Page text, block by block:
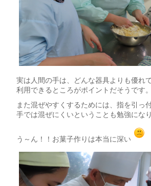
実は人間の手は、どんな器具よりも優れ
利用できるところがポイントだそうです。
また混ぜやすくするためには、指を引っ
手では混ぜにくいということも勉強にな
う～ん！！お菓子作りは本当に深い